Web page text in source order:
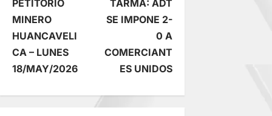
a
v
e
g
PETITORIO
MINERO
HUANCAVELI
CA – LUNES
18/MAY/2026
TARMA: ADT
SE IMPONE 2-
0 A
COMERCIANT
ES UNIDOS